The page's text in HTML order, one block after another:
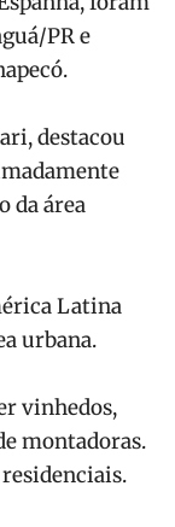
PR e
destacou
da área
Latina
urbana.
vinhedos,
montadoras.